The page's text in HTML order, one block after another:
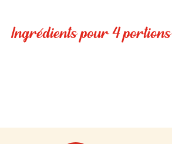
Ingrédients pour 4 portions